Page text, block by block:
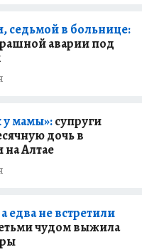
седьмой в больнице:
аварии под
у мамы»:супруги
дочь в
Алтае
едва не встретили
чудом выжила